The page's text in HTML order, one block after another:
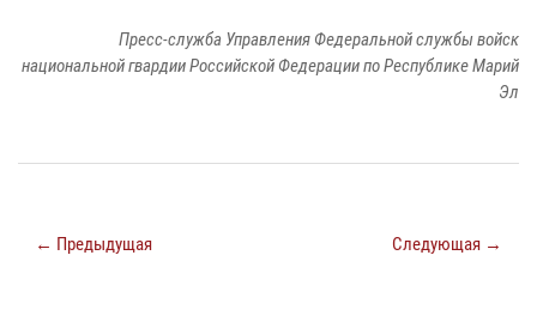
Пресс-служба Управления Федеральной службы войск
национальной гвардии Российской Федерации по Республике Марий
Эл
← Предыдущая Следующая →